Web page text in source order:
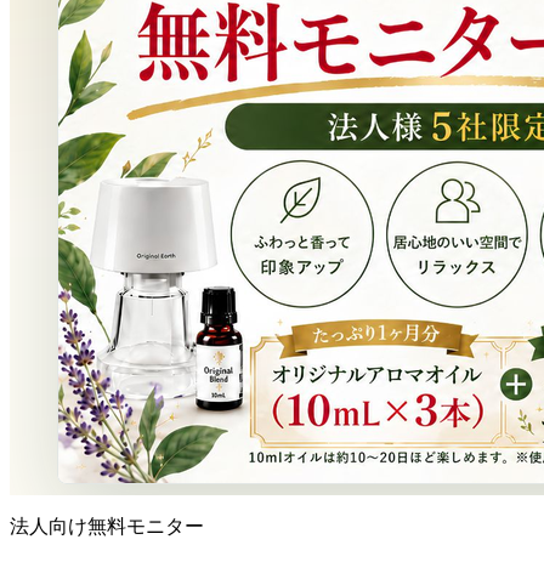
法人向け無料モニター